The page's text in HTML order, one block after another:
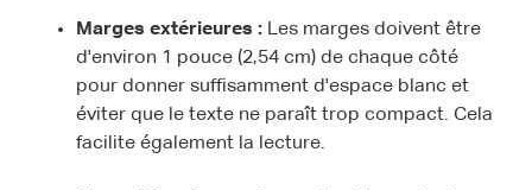
Marges extérieures : Les marges doivent être
d'environ 1 pouce (2,54 cm) de chaque côté
pour donner suffisamment d'espace blanc et
éviter que le texte ne paraît trop compact. Cela
facilite également la lecture.